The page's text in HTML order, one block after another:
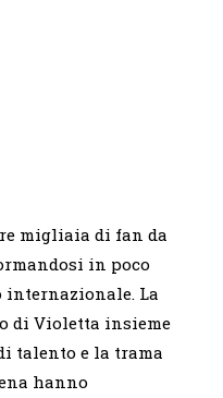
migliaia di fan da
in poco
internazionale. La
di Violetta insieme
talento e la trama
hanno